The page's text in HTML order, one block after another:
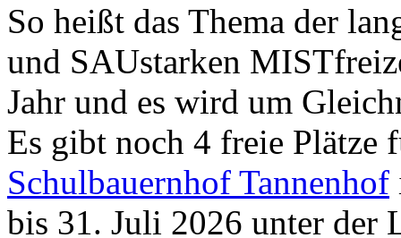
So heißt das Thema der
und SAUstarken
Jahr und es wird um
Es gibt noch 4 freie Plätze
Schulbauernhof Tannenhof
bis 31. Juli 2026 unter der